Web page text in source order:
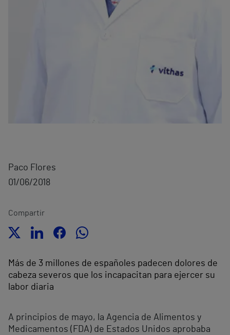
Paco Flores
01/06/2018
Compartir
Más de 3 millones de españoles padecen dolores de
cabeza severos que los incapacitan para ejercer su
labor diaria
A principios de mayo, la Agencia de Alimentos y
Medicamentos (FDA) de Estados Unidos aprobaba